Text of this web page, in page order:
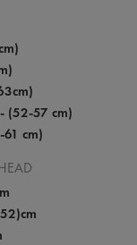
(52-57 cm)
cm)